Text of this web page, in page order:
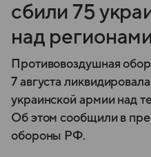
сбили 75
над
Противовоздушная
7 августа
украинской армии над
Об этом сообщили в
обороны РФ.